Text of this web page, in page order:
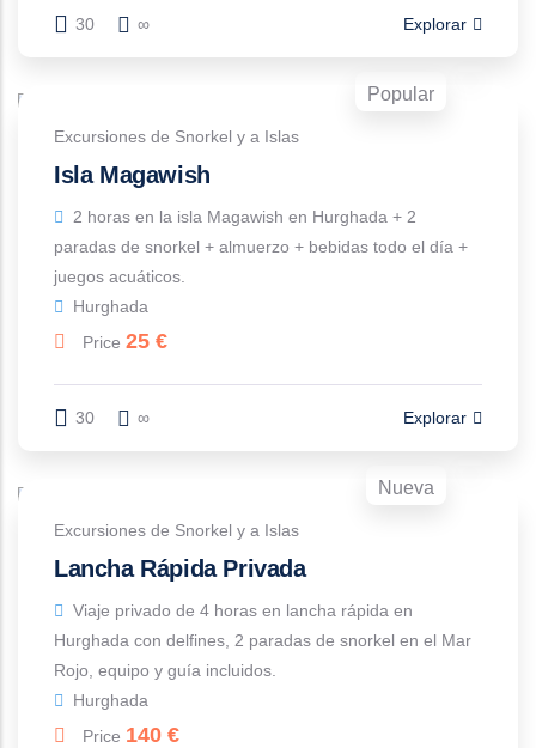
30 ∞ Explorar
Popular
Excursiones de Snorkel y a Islas
Isla Magawish
2 horas en la isla Magawish en Hurghada + 2
paradas de snorkel + almuerzo + bebidas todo el día +
juegos acuáticos.
Hurghada
Price 25 €
30 ∞ Explorar
Nueva
Excursiones de Snorkel y a Islas
Lancha Rápida Privada
Viaje privado de 4 horas en lancha rápida en
Hurghada con delfines, 2 paradas de snorkel en el Mar
Rojo, equipo y guía incluidos.
Hurghada
Price 140 €